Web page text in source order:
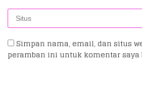
Simpan nama, email, dan situs
peramban ini untuk komentar saya